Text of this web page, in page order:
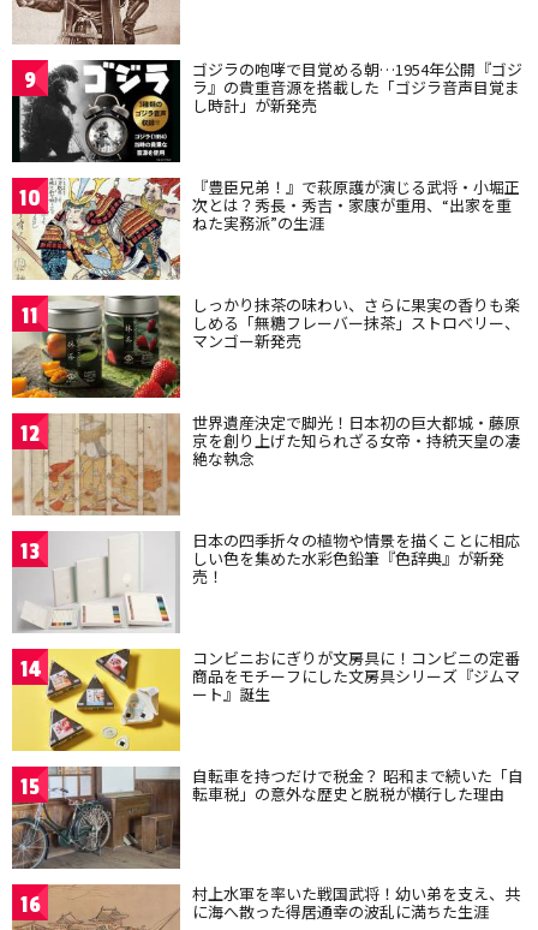
9 ゴジラの咆哮で目覚める朝…1954年公開『ゴジ
ラ』の貴重音源を搭載した「ゴジラ音声目覚ま
し時計」が新発売
10 『豊臣兄弟！』で萩原護が演じる武将・小堀正
次とは？秀長・秀吉・家康が重用、“出家を重
ねた実務派”の生涯
11 しっかり抹茶の味わい、さらに果実の香りも楽
しめる「無糖フレーバー抹茶」ストロベリー、
マンゴー新発売
12 世界遺産決定で脚光！日本初の巨大都城・藤原
京を創り上げた知られざる女帝・持統天皇の凄
絶な執念
13 日本の四季折々の植物や情景を描くことに相応
しい色を集めた水彩色鉛筆『色辞典』が新発
売！
14 コンビニおにぎりが文房具に！コンビニの定番
商品をモチーフにした文房具シリーズ『ジムマ
ート』誕生
15 自転車を持つだけで税金？ 昭和まで続いた「自
転車税」の意外な歴史と脱税が横行した理由
16 村上水軍を率いた戦国武将！幼い弟を支え、共
に海へ散った得居通幸の波乱に満ちた生涯